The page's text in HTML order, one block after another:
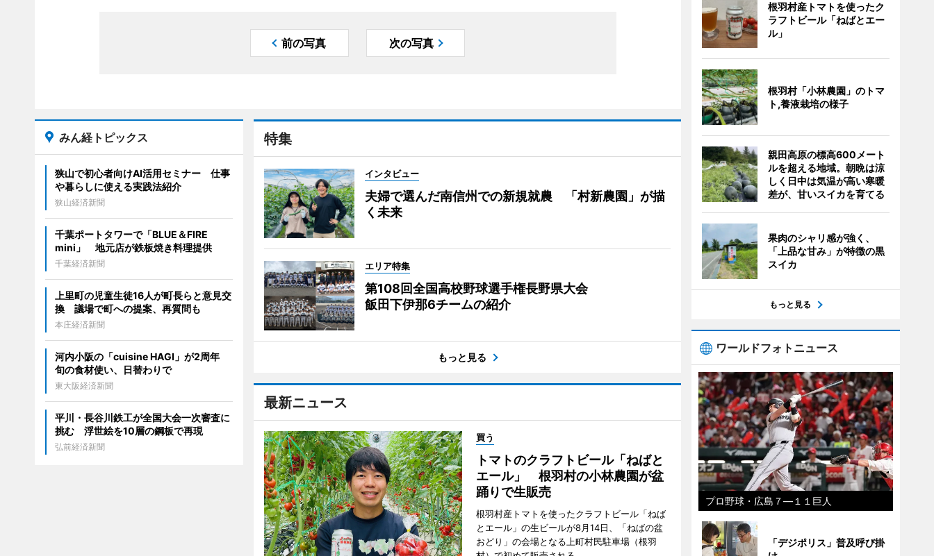
前の写真 次の写真
特集
インタビュー
夫婦で選んだ南信州での新規就農 「村新農園」が描
く未来
エリア特集
第108回全国高校野球選手権長野県大会
飯田下伊那6チームの紹介
もっと見る
最新ニュース
買う
トマトのクラフトビール「ねばと
エール」 根羽村の小林農園が盆
踊りで生販売
根羽村産トマトを使ったクラフトビール「ねば
とエール」の生ビールが8月14日、「ねばの盆
おどり」の会場となる上町村民駐車場（根羽
みん経トピックス
狭山で初心者向けAI活用セミナー 仕事
や暮らしに使える実践法紹介
狭山経済新聞
千葉ポートタワーで「BLUE＆FIRE
mini」 地元店が鉄板焼き料理提供
千葉経済新聞
上里町の児童生徒16人が町長らと意見交
換 議場で町への提案、再質問も
本庄経済新聞
河内小阪の「cuisine HAGI」が2周年
旬の食材使い、日替わりで
東大阪経済新聞
平川・長谷川鉄工が全国大会一次審査に
挑む 浮世絵を10層の鋼板で再現
弘前経済新聞
根羽村産トマトを使ったク
ラフトビール「ねばとエー
ル」
根羽村「小林農園」のトマ
ト,養液栽培の様子
親田高原の標高600メート
ルを超える地域。朝晩は涼
しく日中は気温が高い寒暖
差が、甘いスイカを育てる
果肉のシャリ感が強く、
「上品な甘み」が特徴の黒
スイカ
もっと見る
ワールドフォトニュース
プロ野球・広島７―１１巨人
「デジポリス」普及呼び掛